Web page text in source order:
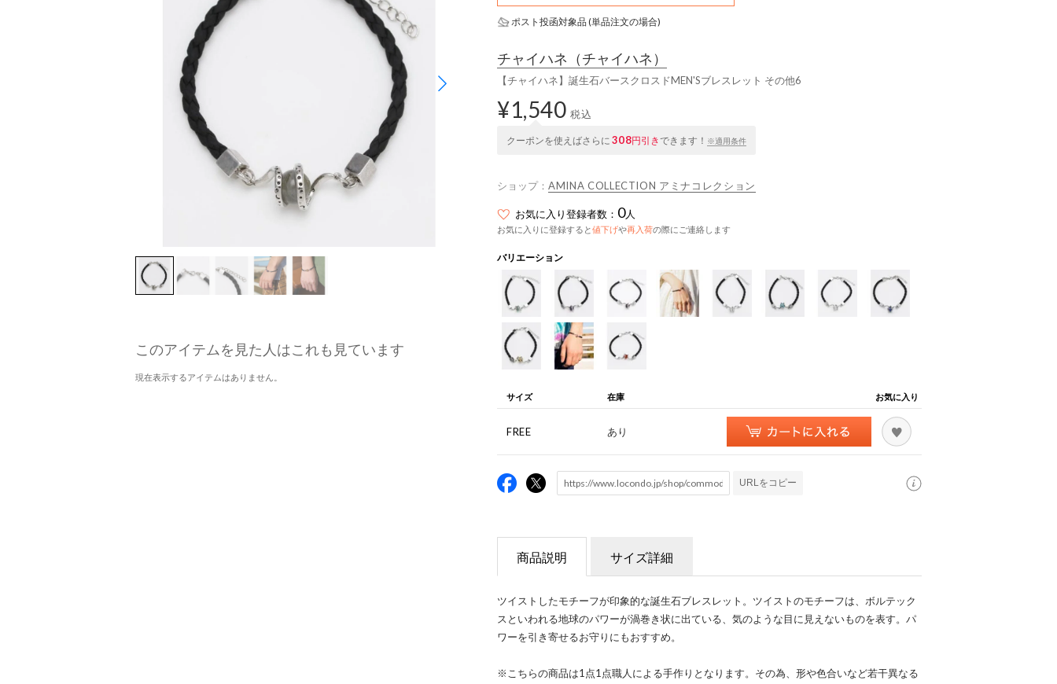
このアイテムを見た人はこれも見ています
現在表示するアイテムはありません。
ポスト投函対象品 (単品注文の場合)
チャイハネ （チャイハネ）
【チャイハネ】誕生石バースクロスドMEN'Sブレスレット その他6
¥1,540 税込
クーポンを使えばさらに 308円引きできます！ ※適用条件
ショップ： AMINA COLLECTION アミナコレクション
お気に入り登録者数： 0人
お気に入りに登録すると値下げや再入荷の際にご連絡します
バリエーション
サイズ 在庫 お気に入り
FREE あり
URLをコピー
商品説明 サイズ詳細
ツイストしたモチーフが印象的な誕生石ブレスレット。ツイストのモチーフは、ボルテック
スといわれる地球のパワーが渦巻き状に出ている、気のような目に見えないものを表す。パ
ワーを引き寄せるお守りにもおすすめ。
※こちらの商品は1点1点職人による手作りとなります。その為、形や色合いなど若干異なる